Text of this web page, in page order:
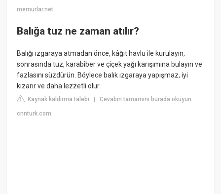
memurlar.net
Balığa tuz ne zaman atılır?
Balığı ızgaraya atmadan önce, kâğıt havlu ile kurulayın,
sonrasında tuz, karabiber ve çiçek yağı karışımına bulayın ve
fazlasını süzdürün. Böylece balık ızgaraya yapışmaz, iyi
kızarır ve daha lezzetli olur.
Kaynak kaldırma talebi |Cevabın tamamını burada okuyun:
cnnturk.com